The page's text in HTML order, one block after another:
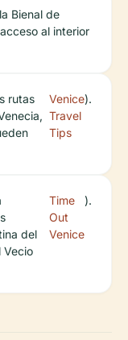
Bienal de
al interior
rutas
Venice
Travel
Tips
).
del
Vecio
Time
Out
Venice
).